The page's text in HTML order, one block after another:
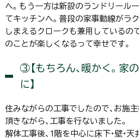
へ。もう一方は新設のランドリール
てキッチンへ。普段の家事動線がラ
しまえるクロークも兼用しているの
のことが楽しくなるって幸せです。
③【もちろん、暖かく。家
に】
住みながらの工事でしたので、お施
頂きながら、工事を行ないました。
解体工事後、1階を中心に床下・壁・